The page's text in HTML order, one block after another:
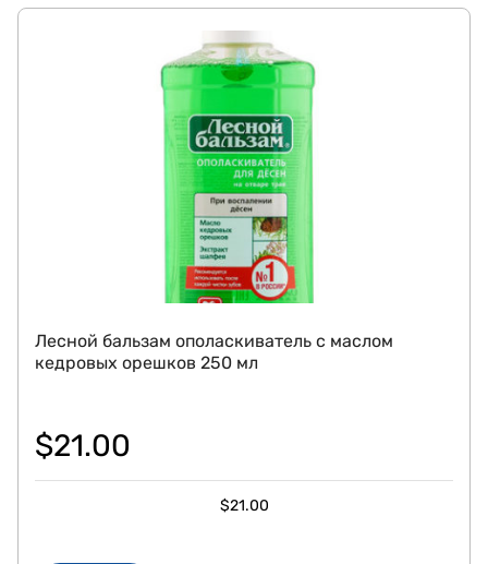
Лесной бальзам ополаскиватель с маслом
кедровых орешков 250 мл
$21.00
$21.00